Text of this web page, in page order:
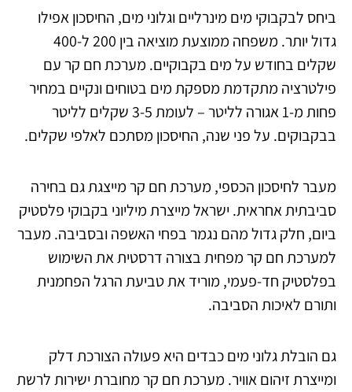
ביחס לבקבוקי מים מינרליים וגלוני מים, החיסכון אפילו
גדול יותר. משפחה ממוצעת מוציאה בין 200 ל-400
שקלים בחודש על מים בקבוקיים. מערכת חם קר עם
פילטרציה מתקדמת מספקת מים בטוחים ונקיים במחיר
פחות מ-1 אגורה לליטר – לעומת 3-5 שקלים לליטר
בבקבוקים. על פני שנה, החיסכון מסתכם לאלפי שקלים.
מעבר לחיסכון הכספי, מערכת חם קר מייצגת גם בחירה
סביבתית אחראית. ישראל מייצרת מיליוני בקבוקי פלסטיק
ביום, חלק גדול מהם נגמר בפחי האשפה ובסביבה. מעבר
למערכת חם קר מפחית בצורה דרסטית את השימוש
בפלסטיק חד-פעמי, מוריד את טביעת הרגל הפחמנית
ותורם לאיכות הסביבה.
גם הובלת גלוני מים כבדים היא פעולה הצורכת דלק
ומייצרת זיהום אוויר. מערכת חם קר מחוברת ישירות לרשת